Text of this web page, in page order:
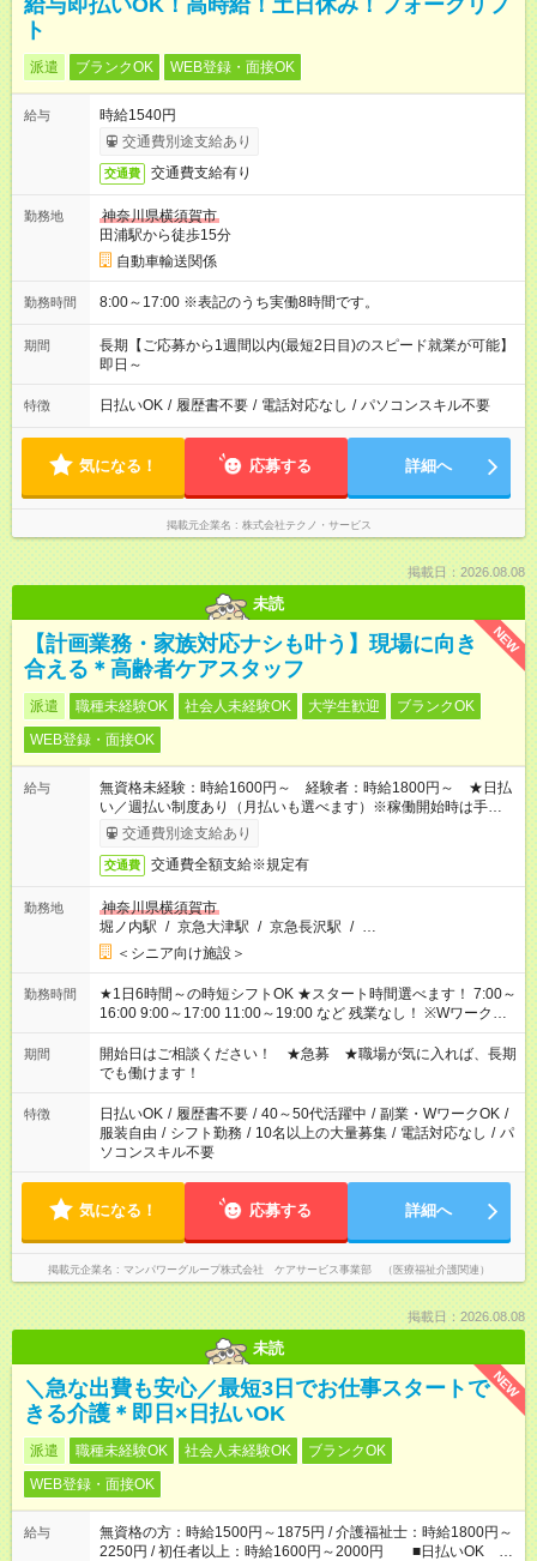
給与即払いOK！高時給！土日休み！フォークリフ
ト
派遣 ブランクOK WEB登録・面接OK
給与
時給1540円
交通費別途支給あり
交通費 交通費支給有り
勤務地
神奈川県横須賀市
田浦駅から徒歩15分
自動車輸送関係
勤務時間 8:00～17:00 ※表記のうち実働8時間です。
期間
長期【ご応募から1週間以内(最短2日目)のスピード就業が可能】
即日～
特徴 日払いOK / 履歴書不要 / 電話対応なし / パソコンスキル不要
気になる！ 応募する 詳細へ
掲載元企業名 株式会社テクノ・サービス
掲載日：2026.08.08
未読
NEW
【計画業務・家族対応ナシも叶う】現場に向き
合える＊高齢者ケアスタッフ
派遣 職種未経験OK 社会人未経験OK 大学生歓迎
ブランクOK
WEB登録・面接OK
給与
無資格未経験：時給1600円～ 経験者：時給1800円～ ★日払
い／週払い制度あり（月払いも選べます）※稼働開始時は手続き
完了次第のお支払いとなります。
交通費別途支給あり
交通費 交通費全額支給※規定有
勤務地
神奈川県横須賀市
堀ノ内駅 / 京急大津駅 / 京急長沢駅 / …
＜シニア向け施設＞
勤務時間
★1日6時間～の時短シフトOK ★スタート時間選べます！ 7:00～
16:00 9:00～17:00 11:00～19:00 など 残業なし！ ※Wワークの
場合、他のお仕事と合わせ週40時間超の就業はご案内できませ
ん ※法令に基づき、週20時間以上勤務は社会保険への加入対象
となります ※労働者派遣法（日雇い派遣の原則禁止）により、
短時間・短期間の就業はご案内が難しい場合があります
期間
開始日はご相談ください！ ★急募 ★職場が気に入れば、長期
でも働けます！
特徴 日払いOK / 履歴書不要 / 40～50代活躍中 / 副業・WワークOK /
服装自由 / シフト勤務 / 10名以上の大量募集 / 電話対応なし / パ
ソコンスキル不要
気になる！ 応募する 詳細へ
掲載元企業名 マンパワーグループ株式会社 ケアサービス事業部 （医療福祉介護関連）
掲載日：2026.08.08
未読
NEW
＼急な出費も安心／最短3日でお仕事スタートで
きる介護＊即日×日払いOK
派遣 職種未経験OK 社会人未経験OK
ブランクOK
WEB登録・面接OK
給与
無資格の方：時給1500円～1875円 / 介護福祉士：時給1800円～
2250円 / 初任者以上：時給1600円～2000円 ■日払いOK ■